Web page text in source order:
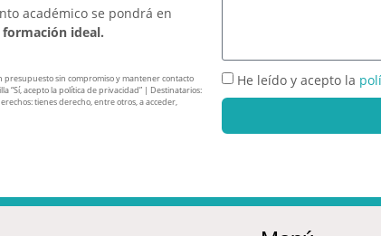
académico se pondrá en
ideal.
presupuesto sin compromiso y mantener contacto
“Sí, acepto la política de privacidad” | Destinatarios:
tienes derecho, entre otros, a acceder,
He leído y acepto la